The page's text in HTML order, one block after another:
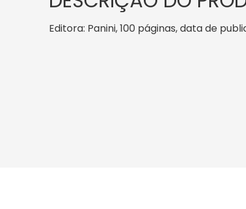
Editora: Panini, 100 páginas, data de